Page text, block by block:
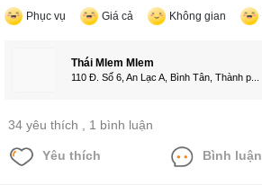
Phục vụ Giá cả Không gian
Thái Mlem Mlem
110 Đ. Số 6, An Lạc A, Bình Tân, Thành p...
34 yêu thích , 1 bình luận
Yêu thích Bình luận